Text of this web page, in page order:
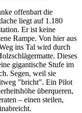
offenbart die
liegt auf 1.180
Er ist keine
Rampe. Von hier aus
ins Tal wird durch
Dieses
gigantische Stufe im
Segen, weil sie
"bricht". Ein Pilot
überqueren,
– einen steilen,